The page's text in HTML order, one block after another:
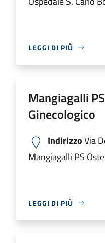
LEGGI DI PIÙ
Mangiagalli
Ginecologico
IndirizzoVia
Mangiagalli PS
LEGGI DI PIÙ